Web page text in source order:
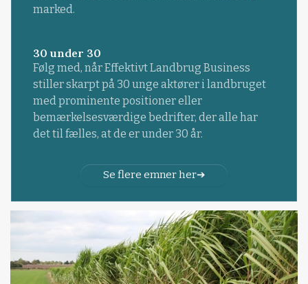
marked.
30 under 30
Følg med, når Effektivt Landbrug Business
stiller skarpt på 30 unge aktører i landbruget
med prominente positioner eller
bemærkelsesværdige bedrifter, der alle har
det til fælles, at de er under 30 år.
Se flere emner her